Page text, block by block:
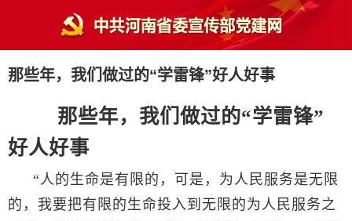
那些年，我们做过的“学雷锋”好人好事
那些年，我们做过的“学雷锋”
好人好事
“人的生命是有限的，可是，为人民服务是无限
的，我要把有限的生命投入到无限的为人民服务之